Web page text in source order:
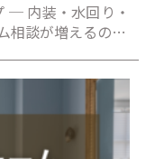
─ 内装・水回り・
相談が増えるの…